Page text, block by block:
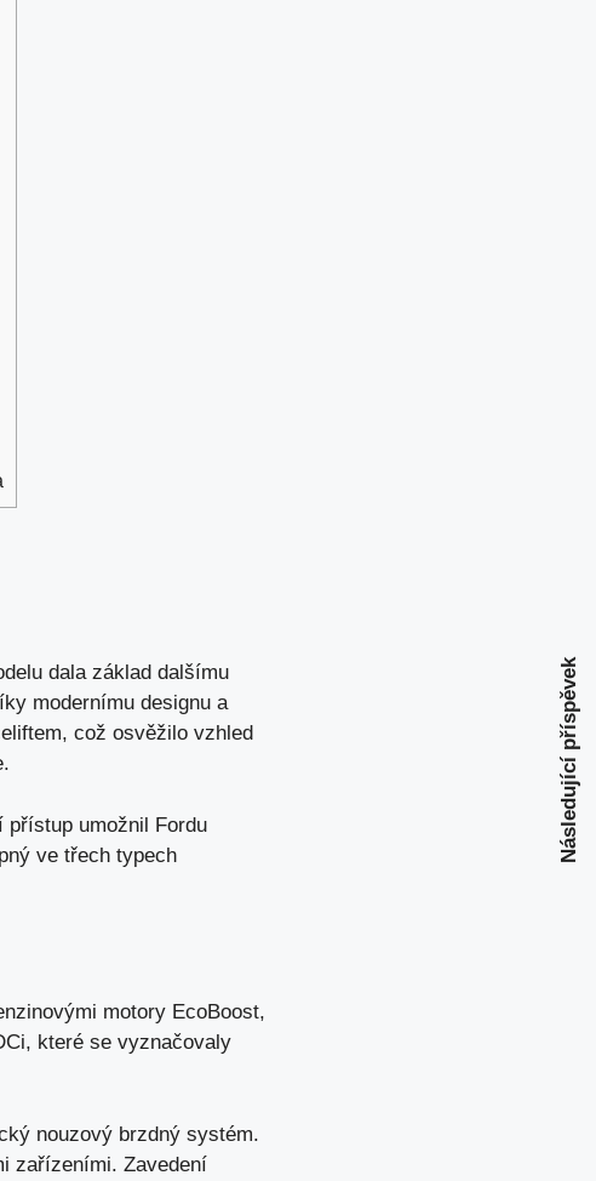
dala základ dalšímu
modernímu designu a
což osvěžilo vzhled
přístup umožnil Fordu
ve třech typech
motory EcoBoost,
které se vyznačovaly
nouzový brzdný systém.
zařízeními. Zavedení
Následující příspěvek